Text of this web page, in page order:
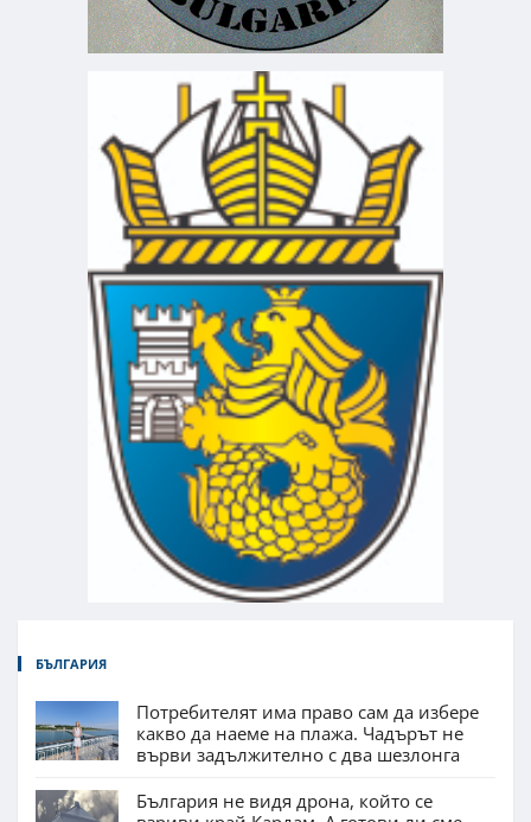
БЪЛГАРИЯ
Потребителят има право сам да избере
какво да наеме на плажа. Чадърът не
върви задължително с два шезлонга
България не видя дрона, който се